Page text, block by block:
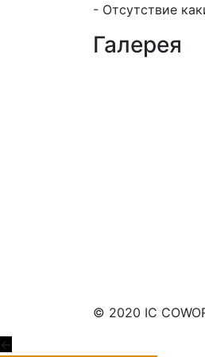
- Отсутствие
Галерея
© 2020 IC
←